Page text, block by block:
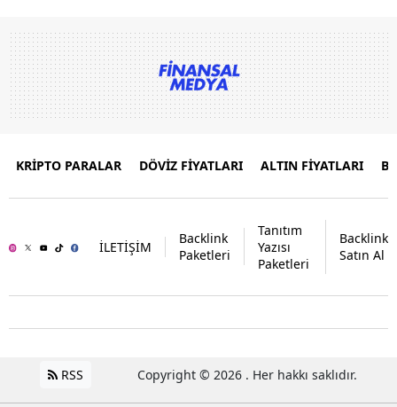
KRİPTO PARALAR DÖVİZ FİYATLARI ALTIN FİYATLARI
İLETİŞİM
Backlink
Paketleri
Tanıtım
Yazısı
Paketleri
Backlink
Satın Al
RSS Copyright © 2026 . Her hakkı saklıdır.